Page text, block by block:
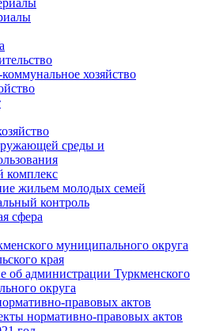
хозяйство
среды и
комплекс
жильем молодых семей
контроль
сфера
муниципального округа
края
об администрации Туркменского
округа
правовых актов
нормативно-правовых актов